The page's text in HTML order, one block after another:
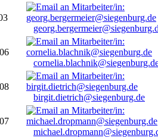
birgit.dietrich@siegenburg.de